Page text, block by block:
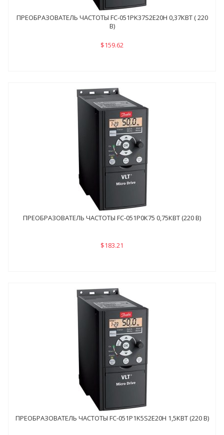
ПРЕОБРАЗОВАТЕЛЬ ЧАСТОТЫ FC-051PK37S2E20H 0,37КВТ ( 220
В)
$159.62
ПРЕОБРАЗОВАТЕЛЬ ЧАСТОТЫ FC-051P0К75 0,75КВТ (220 В)
$183.21
ПРЕОБРАЗОВАТЕЛЬ ЧАСТОТЫ FC-051P1K5S2E20H 1,5КВТ (220 В)